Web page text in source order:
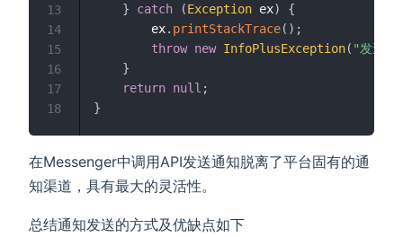
}
catch (Exception ex)
{
        ex
. printStackTrace( ) ;
throw new InfoPlusException( "发送通
}
return null ;
}
13
14
15
16
17
18
在Messenger中调用API发送通知脱离了平台固有的通
知渠道，具有最大的灵活性。
总结通知发送的方式及优缺点如下